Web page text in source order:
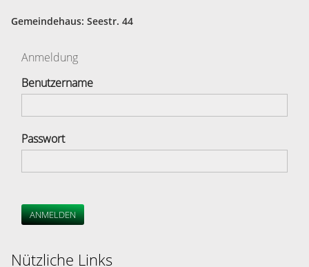
Gemeindehaus: Seestr. 44
Anmeldung
Benutzername
Passwort
ANMELDEN
Nützliche Links